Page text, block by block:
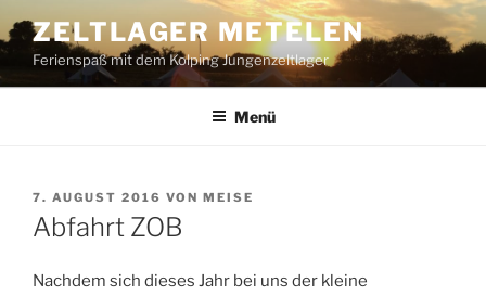
Inhalt
springen
ZELTLAGER METELEN
Ferienspaß mit dem Kolping Jungenzeltlager
Menü
VERÖFFENTLICHT
AM
7. AUGUST 2016 VON MEISE
Abfahrt ZOB
Nachdem sich dieses Jahr bei uns der kleine